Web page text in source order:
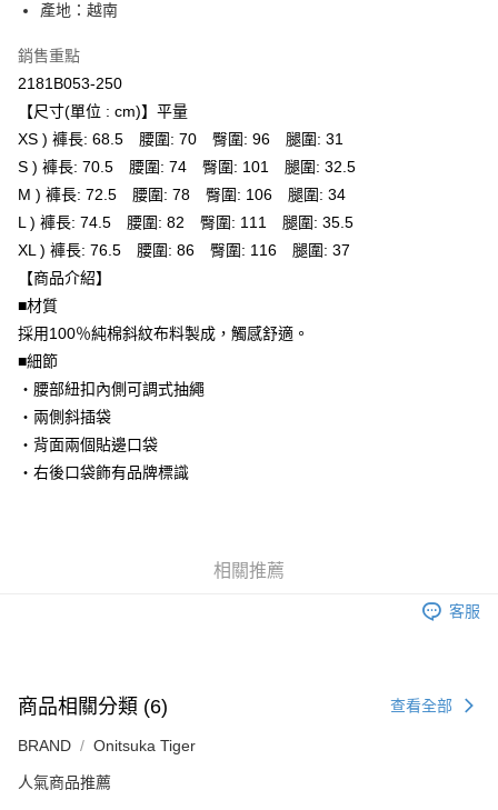
運送方式
全家取貨付款
每筆NT$80，滿NT$6,000(含以上)免運費
付款後全家取貨
萊爾富取貨付款
每筆NT$80，滿NT$6,000(含以上)免運費
付款後萊爾富取貨
每筆NT$80，滿NT$6,000(含以上)免運費
7-11取貨付款
每筆NT$80，滿NT$6,000(含以上)免運費
付款後7-11取貨
每筆NT$80，滿NT$6,000(含以上)免運費
產地：越南
銷售重點
2181B053-250
【尺寸(單位 : cm)】平量
XS ) 褲長: 68.5 腰圍: 70 臀圍: 96 腿圍: 31
S ) 褲長: 70.5 腰圍: 74 臀圍: 101 腿圍: 32.5
M ) 褲長: 72.5 腰圍: 78 臀圍: 106 腿圍: 34
L ) 褲長: 74.5 腰圍: 82 臀圍: 111 腿圍: 35.5
XL ) 褲長: 76.5 腰圍: 86 臀圍: 116 腿圍: 37
【商品介紹】
■材質
採用100％純棉斜紋布料製成，觸感舒適。
■細節
・腰部紐扣內側可調式抽繩
・兩側斜插袋
・背面兩個貼邊口袋
・右後口袋飾有品牌標識
相關推薦
客服
商品相關分類 (6) 查看全部
BRAND Onitsuka Tiger
人氣商品推薦